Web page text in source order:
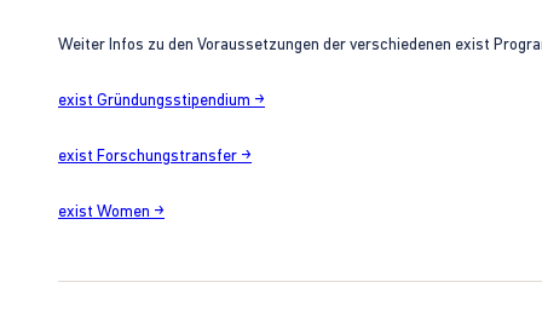
Weiter Infos zu den Voraussetzungen der verschiedenen exist
exist Gründungsstipendium →
exist Forschungstransfer →
exist Women →